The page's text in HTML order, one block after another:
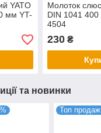
YATO
мм YT-
Молоток
DIN 1041
4504
230₴
та новинки
Топ